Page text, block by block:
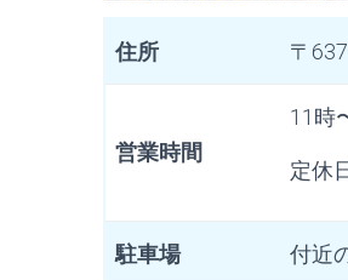
住所 〒
営業時間
11時
定休
駐車場 付近